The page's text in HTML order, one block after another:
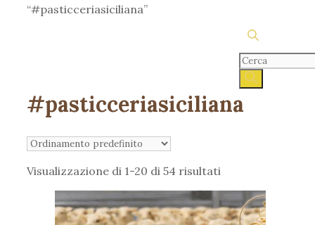
Products
search
“#pasticceriasiciliana”
#pasticceriasiciliana
Visualizzazione di 1-20 di 54 risultati